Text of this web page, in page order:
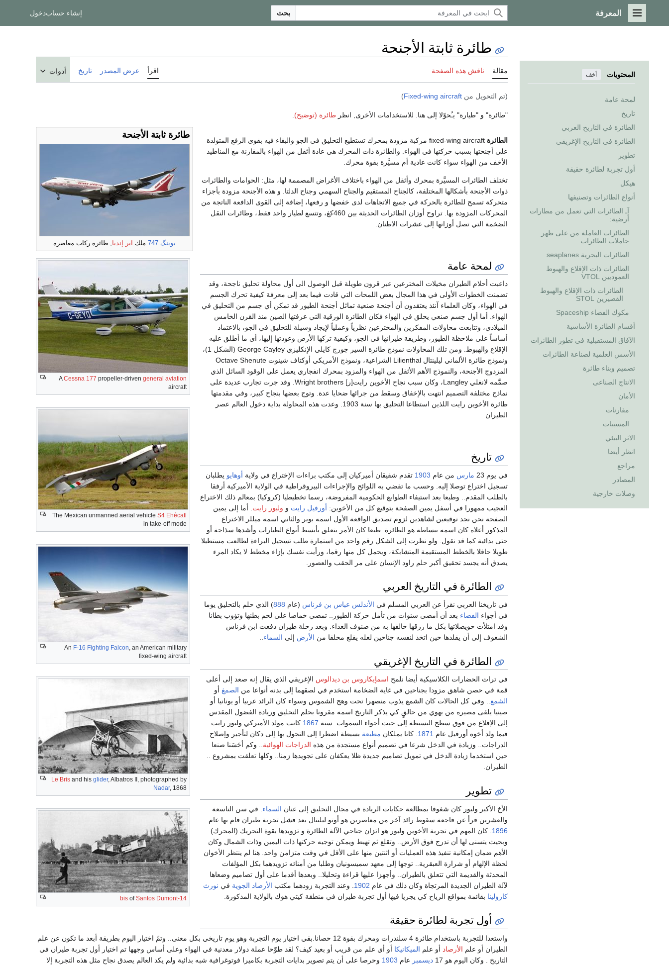
القائمة الرئيسية
المعرفة بحث إنشاء حسابدخول
المحتويات أخف
لمحة عامة
تاريخ
الطائرة في التاريخ العربي
الطائرة في التاريخ الإغريقي
تطوير
أول تجربة لطائرة حقيقة
هيكل
أنواع الطائرات وتصنيفها
آـ الطائرات التي تعمل من مطارات
أرضية:
الطائرات العاملة من على ظهر
حاملات الطائرات
الطائرات البحرية seaplanes
الطائرات ذات الإقلاع والهبوط
العموديين VTOL
الطائرات ذات الإقلاع والهبوط
القصيرين STOL
مكوك الفضاء Spaceship
أقسام الطائرة الأساسية
الآفاق المستقبلية في تطور الطائرات
الأسس العلمية لصناعة الطائرات
تصميم وبناء طائرة
الانتاج الصناعى
الأمان
مقارنات
المسببات
الاثر البيئي
انظر أيضا
مراجع
المصادر
وصلات خارجية
طائرة ثابتة الأجنحة
مقالة ناقش هذه الصفحة اقرأ عرض المصدر تاريخ أدوات
(تم التحويل من Fixed-wing aircraft
)
"طائرة" و "طيارة" يـُحوّلا إلى هنا. للاستخدامات الأخرى, انظر طائرة (توضيح)
طائرة ثابتة الأجنحة
بوينگ 747 ملك اير إنديا, طائرة ركاب معاصرة
ACessna 177 propeller-driven general aviation
aircraft
The Mexican unmanned aerial vehicle S4 Ehécatl
in take-off mode
الطائرة
fixed-wing aircraft مركبة مزودة بمحرك تستطيع التحليق في الجو والبقاء فيه بقوى الرفع المتولدة
على أجنحتها بسبب حركتها في الهواء. والطائرة ذات المحرك هي عادة أثقل من الهواء بالمقارنة مع المناطيد
الأخف من الهواء سواء كانت عادية أم مسيَّرة بقوة محرك.
تختلف الطائرات المسيَّرة بمحرك وأثقل من الهواء باختلاف الأغراض المصممة لها، مثل: الحوامات والطائرات
ذوات الأجنحة بأشكالها المختلفة، كالجناح المستقيم والجناح السهمي وجناح الدلتا. و هذه الأجنحة مزودة بأجزاء
متحركة تسمح للطائرة بالحركة في جميع الاتجاهات لدى خفضها و رفعها، إضافة إلى القوى الدافعة الناتجة من
المحركات المزودة بها. تراوح أوزان الطائرات الحديثة بين 460كغ، وتتسع لطيار واحد فقط، وطائرات النقل
الضخمة التي تصل أوزانها إلى عشرات الاطنان.
لمحة عامة
داعبت أحلام الطيران مخيلات المخترعين عبر قرون طويلة قبل الوصول الى أول محاولة تحليق ناجحة، وقد
تضمنت الخطوات الأولى في هذا المجال بعض اللمحات التي قادت فيما بعد إلى معرفة كيفية تحرك الجسم
في الهواء، وكان العلماء آنئذ يعتقدون أن أجنحة صنعية تماثل أجنحة الطيور قد تمكن أي جسم من التحليق في
الهواء. أما أول جسم صنعي يحلق في الهواء فكان الطائرة الورقية التي عرفتها الصين منذ القرن الخامس
الميلادي، وتتابعت محاولات المفكرين والمخترعين نظرياً وعملياً لإيجاد وسيلة للتحليق في الجو، بالاعتماد
أساساً على ملاحظة الطيور، وطريقة طيرانها في الجو، وكيفية تركها الأرض وعودتها إليها، أي ما أطلق عليه
الإقلاع والهبوط. ومن تلك المحاولات نموذج طائرة السير جورج كايلي الإنكليزي George Cayley (الشكل 1)،
ونموذج طائرة الألماني ليلينتال Lilienthal الشراعية، ونموذج الأمريكي أوكتاف شينوت Octave Shenute
المزدوج الأجنحة، والنموذج الأهم الأثقل من الهواء والمزود بمحرك انفجاري يعمل على الوقود السائل الذي
صمَّمه لانغلي Langley، وكان سبب نجاح الأخوين رايت[ر] Wright brothers. وقد جرت تجارب عديدة على
نماذج مختلفة التصميم انتهت بالإخفاق وسقط من جرائها ضحايا عدة. وتوج بعضها بنجاح كبير، وفي مقدمتها
طائرة الأخوين رايت اللذين استطاعا التحليق بها سنة 1903. وعدت هذه المحاولة بداية دخول العالم عصر
الطيران
An F-16 Fighting Falcon, an American military
fixed-wing aircraft
تاريخ
في يوم 23 مارس من عام 1903 تقدم شقيقان أميركيان إلى مكتب براءات الإختراع في ولاية أوهايو يطلبان
تسجيل اختراع توصلا إليه. وحسب ما تقضي به اللوائح والإجراءات البيروقراطية في الولاية الأميركية أرفقا
بالطلب المقدم.. وطبعا بعد استيفاء الطوابع الحكومية المفروضة، رسما تخطيطيا (كروكيا) بمعالم ذلك الاختراع
العجيب ممهورا في أسفل يمين الصفحة بتوقيع كل من الأخوين: أورفيل رايت و ولبور رايت . أما إلى يمين
الصفحة نحن نجد توقيعين لشاهدين لزوم تصديق الواقعة الأول اسمه بوير والثاني اسمه ميللر.الاختراع
المذكور أعلاه كان اسمه ببساطة هو:الطائرة. طبعا كان الأمر يتعلق بأبسط أنواع الطيارات وأشدها سذاجة أو
حتى بدائية كما قد نقول. ولو نظرت إلى الشكل رقم واحد من استمارة طلب تسجيل البراءة لطالعت مستطيلا
طويلا حافلا بالخطط المستقيمة المتشابكة، ويحمل كل منها رقما، ورأيت نفسك بإزاء مخطط لا يكاد المرء
يصدق أنه يجسد تحقيق أكبر حلم راود الإنسان على مر الحقب والعصور.
Le Bris and his glider, Albatros II, photographed by
Nadar, 1868
14-bis
ofSantos Dumont
الطائرة في التاريخ العربي
في تاريخنا العربي نقرأ عن العربي المسلم في الأندلس عباس بن فرناس (عام 888) الذي حلم بالتحليق يوما
في أجواء الفضاء بعد أن أمضى سنوات من تأمل حركة الطيور.. تمضي خماصا على لحم بطنها وتؤوب بطانا
وقد امتلأت حويصلاتها بكل ما رزقها خالقها به من صنوف الغذاء. وبعد رحلة طيران دفعت ابن فرناس
الشغوف إلى أن يقلدها حين اتخذ لنفسه جناحين لعله يقلع محلقا من الأرض إلى السماء
الطائرة في التاريخ الإغريقي
في تراث الحضارات الكلاسيكية أيضا نلمح اسمإيكاروس بن ديدالوس الإغريقي الذي يقال إنه صعد إلى أعلى
قمة في حصن شاهق مزودا بجناحين في غاية الضخامة استخدم في لصقهما إلى بدنه أنواعا من الصمغ أو
الشمع.. وفي كل الحالات كان الشمع يذوب منصهرا تحت وهج الشموس وسواء كان الرائد عربيا أو يونانيا أو
صينيا يلقى مصيره من يهوي من حالقٍ كي يذكر التاريخ اسمه مقرونا بحلم التحليق وريادة الفضول المقدس
إلى الإقلاع من فوق سطح البسيطة إلى حيث أجواء السموات. سنة 1867 كانت مولد الأميركي ولبور رايت
فيما ولد أخوه أورفيل عام 1871. كانا يملكان مطبعة بسيطة اضطرا إلى التحول بها إلى دكان لتأجير وإصلاح
الدراجات.. وزيادة في الدخل شرعا في تصميم أنواع مستجدة من هذه الدراجات الهوائية.. وكم أحَسَنا صنعا
حين استخدما زيادة الدخل في تمويل تصاميم جديدة ظلا يعكفان على تجويدها زمنا.. وكلها تعلقت بمشروع ..
الطيران.
تطوير
الأخ الأكبر ولبور كان شغوفا بمطالعة حكايات الريادة في مجال التحليق إلى عنان السماء . في سن التاسعة
والعشرين قرأ عن فاجعة سقوط رائد آخر من معاصرين هو أوتو ليلنتال بعد فشل تجربة طيران قام بها عام
1896 . كان المهم في تجربة الأخوين ولبور هو اتزان جناحي الآلة الطائرة و تزويدها بقوة التحريك (المحرك)
وبحيث يتسنى لها أن تدرج فوق الأرض.. وتقلع ثم تهبط ويمكن توجيه حركتها ذات اليمين وذات الشمال وكان
الأهم ضمان إمكانية تنفيذ هذه العمليات أو اثنتين منها على الأقل في وقت متزامن واحد. هنا لم ينتظر الأخوان
لحظة الإلهام أو شرارة العبقرية.. توجها إلى معهد سميسونيان وطلبا من أمنائه تزويدهما بكل المؤلفات
المحدثة والقديمة التي تتعلق بالطيران.. وأجهزا عليها قراءة وتحليلا.. وبعدها أقدما على أول تصاميم وضعاها
لآلة الطيران الجديدة المرتجاة وكان ذلك في عام 1902 . وعند التجربة زودهما مكتب الأرصاد الجوية في نورث
كارولينا بقائمة بمواقع الرياح كي يجريا فيها أول تجربة طيران في منطقة كيتي هوك بالولاية المذكورة.
أول تجربة لطائرة حقيقة
واستعدا للتجربة باستخدام طائرة 4 سلندرات ومحرك بقوة 12 حصانا.بقي اختيار يوم التجربة وهو يوم تاريخي بكل معنى.. وتمّ اختيار اليوم بطريقة أبعد ما تكون عن علم
الطيران أو علم الأرصاد أو علم الميكانيكا أو أي علم من قريب أو بعيد كيف؟ لقد طوّحا عملة دولار معدنية في الهواء وعلى أساس وجهها تم اختيار أول تجربة طيران في
التاريخ . وكان اليوم هو 17
ديسمبر عام 1903 وحرصا على أن يتم تصوير بدايات التجربة بكاميرا فوتوغرافية شبه بدائية ولم يكد العالم يصدق نجاح مثل هذه التجربة إلا